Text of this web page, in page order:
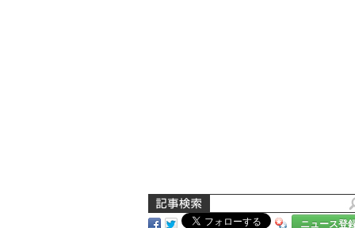
ニュース登